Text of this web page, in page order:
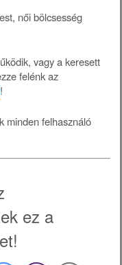
női bölcsesség
vagy a keresett
felénk az
!
minden felhasználó
ez a